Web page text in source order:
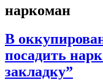
наркоман
В
посадить
закладку”